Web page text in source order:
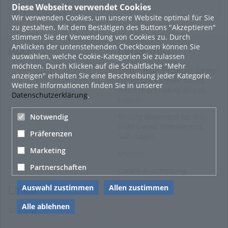
Diese Webseite verwendet Cookies
Wir verwenden Cookies, um unsere Website optimal für Sie
zu gestalten. Mit dem Bestätigen des Buttons "Akzeptieren"
stimmen Sie der Verwendung von Cookies zu. Durch
Anklicken der untenstehenden Checkboxen können Sie
auswählen, welche Cookie-Kategorien Sie zulassen
möchten. Durch Klicken auf die Schaltfläche "Mehr
anzeigen" erhalten Sie eine Beschreibung jeder Kategorie.
Weitere Informationen finden Sie in unserer
Datenschutzerklärung.
Notwendig
Präferenzen
Marketing
Partnerschaften
Auswahl zustimmen
Allen zustimmen
Alle ablehnen
Kommentare
About Legal Info
Terms and Conditions for the
Usage of this ViMP based
website (including all sub-
Links
Sitemap